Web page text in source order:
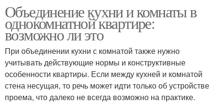
Объединение кухни и комнаты в
однокомнатной квартире:
возможно ли это
При объединении кухни с комнатой также нужно
учитывать действующие нормы и конструктивные
особенности квартиры. Если между кухней и комнатой
стена несущая, то речь может идти только об устройстве
проема, что далеко не всегда возможно на практике.